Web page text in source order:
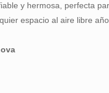
y hermosa, perfecta
espacio al aire libre